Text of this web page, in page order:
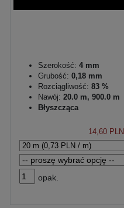
Szerokość: 4 mm
Grubość: 0,18 mm
Rozciągliwość: 83 %
Nawój: 20.0 m, 900.0 m
Błyszcząca
14,60 PLN
opak.